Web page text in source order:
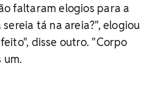
faltaram elogios para a
sereia tá na areia?", elogiou
disse outro. "Corpo
um.